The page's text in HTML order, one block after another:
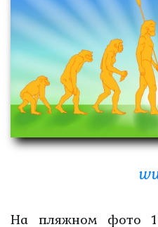
На пляжном фото